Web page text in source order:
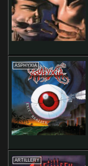
ASPHYXIA
ARTILLERY